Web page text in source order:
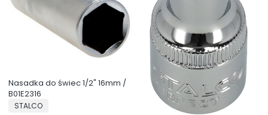
Nasadka do świec 1/2" 16mm /
B01E2316
PRODUCENT
STALCO